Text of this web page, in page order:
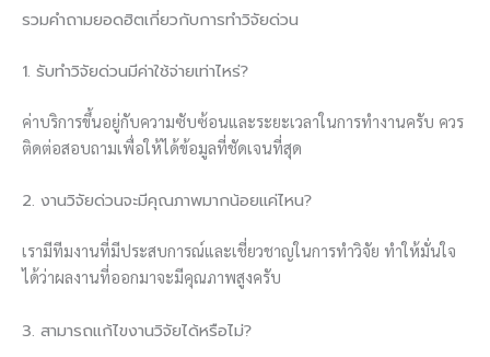
รวมคำถามยอดฮิตเกี่ยวกับการทำวิจัยด่วน
1. รับทำวิจัยด่วนมีค่าใช้จ่ายเท่าไหร่?
ค่าบริการขึ้นอยู่กับความซับซ้อนและระยะเวลาในการทำงานครับ ควร
ติดต่อสอบถามเพื่อให้ได้ข้อมูลที่ชัดเจนที่สุด
2. งานวิจัยด่วนจะมีคุณภาพมากน้อยแค่ไหน?
เรามีทีมงานที่มีประสบการณ์และเชี่ยวชาญในการทำวิจัย ทำให้มั่นใจ
ได้ว่าผลงานที่ออกมาจะมีคุณภาพสูงครับ
3. สามารถแก้ไขงานวิจัยได้หรือไม่?